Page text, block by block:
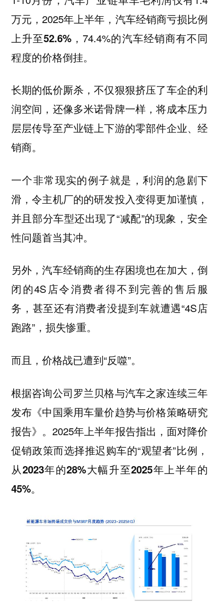
万元，2025年上半年，汽车经销商亏损比例
上升至52.6% ，74.4%的汽车经销商有不同
程度的价格倒挂。
长期的低价厮杀，不仅狠狠挤压了车企的利
润空间，还像多米诺骨牌一样，将成本压力
层层传导至产业链上下游的零部件企业、经
销商。
一个非常现实的例子就是，利润的急剧下
滑，令主机厂的的研发投入变得更加谨慎，
并且部分车型还出现了“减配”的现象，安全
性问题首当其冲。
另外，汽车经销商的生存困境也在加大，倒
闭的4S店令消费者得不到完善的售后服
务，甚至还有消费者没提到车就遭遇“4S店
跑路”，损失惨重。
而且，价格战已遭到“反噬”。
根据咨询公司罗兰贝格与汽车之家连续三年
发布《中国乘用车量价趋势与价格策略研究
报告》。2025年上半年报告指出，面对降价
促销政策而选择推迟购车的“观望者”比例，
从2023年的28%大幅升至2025年上半年的
45%。